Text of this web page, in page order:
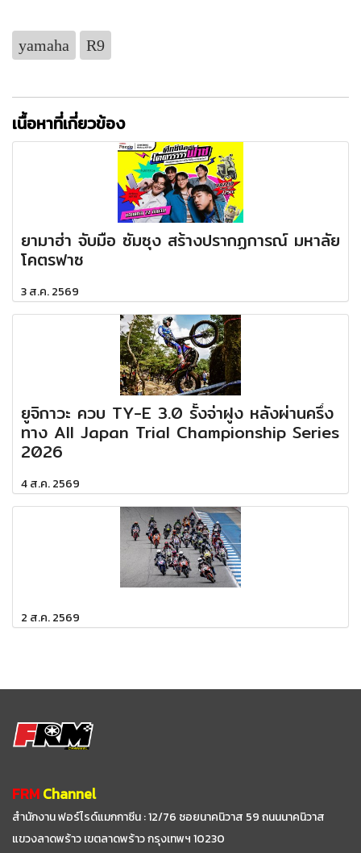
yamaha R9
เนื้อหาที่เกี่ยวข้อง
ยามาฮ่า จับมือ ซัมซุง สร้างปรากฏการณ์ มหาลัย
โคตรฟาซ
3 ส.ค. 2569
ยูจิกาวะ ควบ TY-E 3.0 รั้งจ่าฝูง หลังผ่านครึ่ง
ทาง All Japan Trial Championship Series
2026
4 ส.ค. 2569
2 ส.ค. 2569
FRMChannel
สำนักงาน ฟอร์ไรด์แมกกาซีน : 12/76 ซอยนาคนิวาส 59ถนนนาคนิวาส
แขวงลาดพร้าว เขตลาดพร้าว กรุงเทพฯ 10230